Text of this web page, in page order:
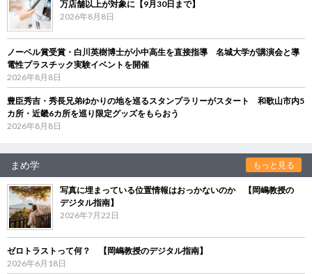
万店舗以上が対象に【9月30日まで】
2026年8月8日
ノーベル賞受賞・白川英樹博士が小中高生を直接指導 名城大学が講演会と導
電性プラスチック実験イベントを開催
2026年8月8日
豊臣秀吉・秀長兄弟ゆかりの地を巡るスタンプラリーがスタート 和歌山市内5
カ所・近畿6カ所を巡り限定グッズをもらおう
2026年8月8日
まめ学 もっと見る
写真に埋まっている位置情報はおっかないのか 【岡嶋教授の
デジタル指南】
2026年7月22日
ゼロトラストって何？ 【岡嶋教授のデジタル指南】
2026年6月18日